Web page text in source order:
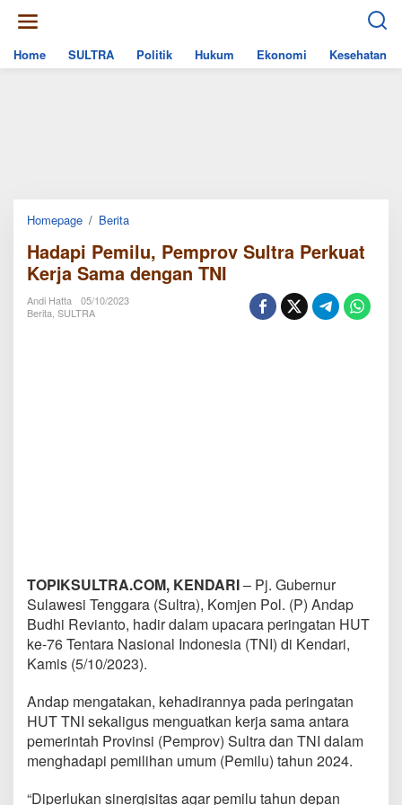
content
Home
SULTRA Politik Hukum Ekonomi Kesehatan
Homepage / BeritaHadapi
Pemprov
Sultra
Perkuat
Sama
Hadapi Pemilu, Pemprov Sultra Perkuat
Kerja Sama dengan TNI
Andi Hatta
05/10/2023
Berita SULTRA
TOPIKSULTRA.COM, KENDARI– Pj. Gubernur
Sulawesi Tenggara (Sultra), Komjen Pol. (P) Andap
Budhi Revianto, hadir dalam upacara peringatan HUT
ke-76 Tentara Nasional Indonesia (TNI) di Kendari,
Kamis (5/10/2023).
Andap mengatakan, kehadirannya pada peringatan
HUT TNI sekaligus menguatkan kerja sama antara
pemerintah Provinsi (Pemprov) Sultra dan TNI dalam
menghadapi pemilihan umum (Pemilu) tahun 2024.
“Diperlukan sinergisitas agar pemilu tahun depan